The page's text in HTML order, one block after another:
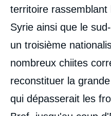
territoire
Syrie ainsi que le
un troisième
nombreux chiites
reconstituer la
qui dépasserait les